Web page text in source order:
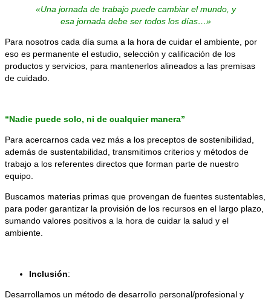
«Una jornada de trabajo puede cambiar el mundo, y
esa jornada debe ser todos los días…»
Para nosotros cada día suma a la hora de cuidar el ambiente, por
eso es permanente el estudio, selección y calificación de los
productos y servicios, para mantenerlos alineados a las premisas
de cuidado.
“Nadie puede solo, ni de cualquier manera”
Para acercarnos cada vez más a los preceptos de sostenibilidad,
además de sustentabilidad, transmitimos criterios y métodos de
trabajo a los referentes directos que forman parte de nuestro
equipo.
Buscamos materias primas que provengan de fuentes sustentables,
para poder garantizar la provisión de los recursos en el largo plazo,
sumando valores positivos a la hora de cuidar la salud y el
ambiente.
Inclusión:
Desarrollamos un método de desarrollo personal/profesional y